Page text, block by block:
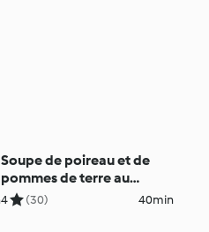
Soupe de poireau et de
pommes de terre au
jambon fumé croustillant
4 (30) 40min